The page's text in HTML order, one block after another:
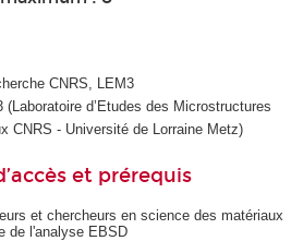
CNRS, LEM3
d’Etudes des Microstructures
CNRS - Université de Lorraine Metz)
et prérequis
et chercheurs en science des matériaux
de l'analyse EBSD